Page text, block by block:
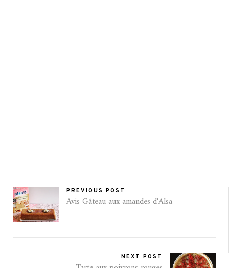
PREVIOUS POST
Avis Gâteau aux amandes d'Alsa
NEXT POST